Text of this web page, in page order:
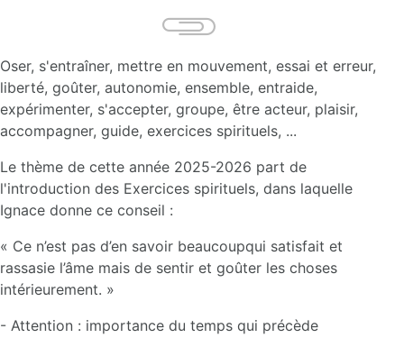
Oser, s'entraîner, mettre en mouvement, essai et erreur,
liberté, goûter, autonomie, ensemble, entraide,
expérimenter, s'accepter, groupe, être acteur, plaisir,
accompagner, guide, exercices spirituels, ...
Le thème de cette année 2025-2026 part de
l'introduction des Exercices spirituels, dans laquelle
Ignace donne ce conseil :
« Ce n’est pas d’en savoir beaucoupqui satisfait et
rassasie l’âme mais de sentir et goûter les choses
intérieurement. »
- Attention : importance du temps qui précède